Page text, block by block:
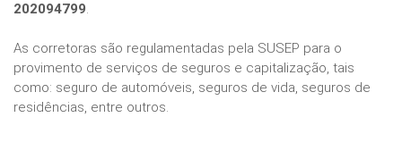
202094799.
As corretoras são regulamentadas pela SUSEP para o
provimento de serviços de seguros e capitalização, tais
como: seguro de automóveis, seguros de vida, seguros de
residências, entre outros.